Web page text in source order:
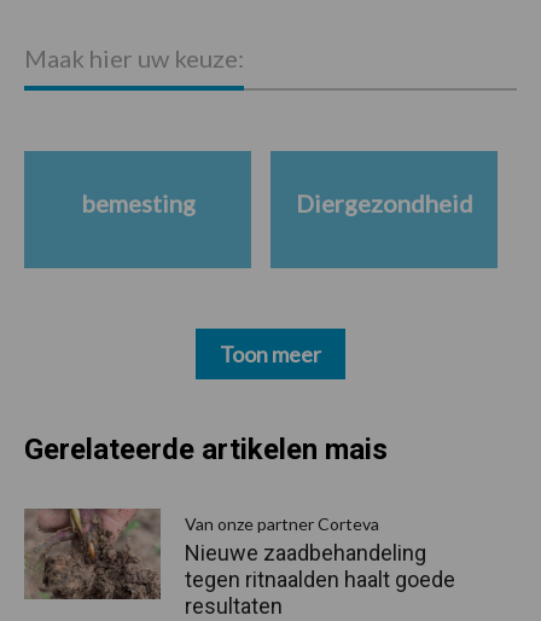
Maak hier uw keuze:
bemesting Diergezondheid
Toon meer
Gerelateerde artikelen mais
Van onze partner Corteva
Nieuwe zaadbehandeling
tegen ritnaalden haalt goede
resultaten